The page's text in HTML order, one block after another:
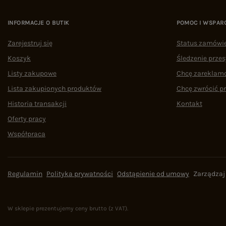
INFORMACJE O BUTIK
Zarejestruj się
Koszyk
Listy zakupowe
Lista zakupionych produktów
Historia transakcji
Oferty pracy
Współpraca
POMOC I
Status
Śledzenie
Chcę
Chcę zwrócić
Kontakt
Regulamin Polityka prywatności Odstąpienie od umowy
W sklepie prezentujemy ceny brutto (z VAT).